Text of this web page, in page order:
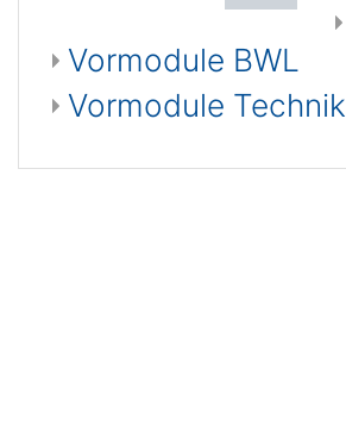
Vormodule BWL
Vormodule Technik